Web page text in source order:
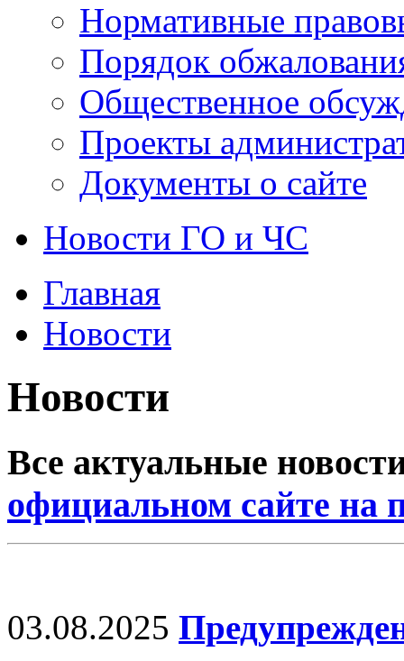
Нормативные
Порядок
Общественное
Проекты
Документы о сайте
Новости ГО и ЧС
Главная
Новости
Новости
Все актуальные
официальном сайте
03.08.2025